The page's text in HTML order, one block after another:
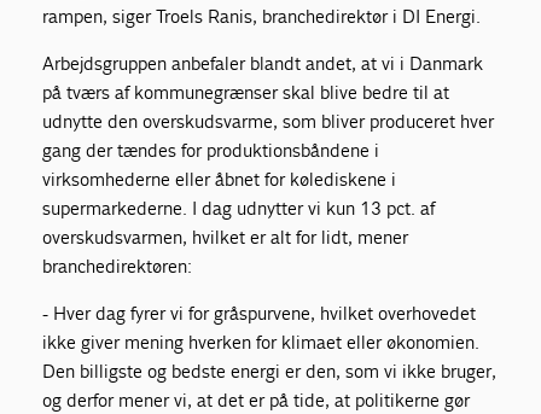
rampen, siger Troels Ranis, branchedirektør i DI Energi.
Arbejdsgruppen anbefaler blandt andet, at vi i Danmark
på tværs af kommunegrænser skal blive bedre til at
udnytte den overskudsvarme, som bliver produceret hver
gang der tændes for produktionsbåndene i
virksomhederne eller åbnet for kølediskene i
supermarkederne. I dag udnytter vi kun 13 pct. af
overskudsvarmen, hvilket er alt for lidt, mener
branchedirektøren:
- Hver dag fyrer vi for gråspurvene, hvilket overhovedet
ikke giver mening hverken for klimaet eller økonomien.
Den billigste og bedste energi er den, som vi ikke bruger,
og derfor mener vi, at det er på tide, at politikerne gør